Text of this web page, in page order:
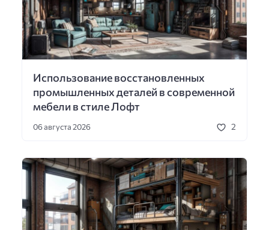
Использование восстановленных
промышленных деталей в современной
мебели в стиле Лофт
06 августа 2026 2